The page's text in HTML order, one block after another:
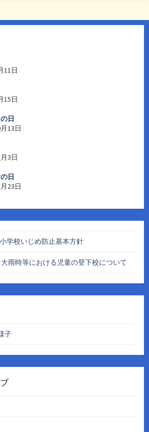
11日
15日
日
13日
3日
日
23日
学校いじめ防止基本方針
雨時等における児童の登下校について
子